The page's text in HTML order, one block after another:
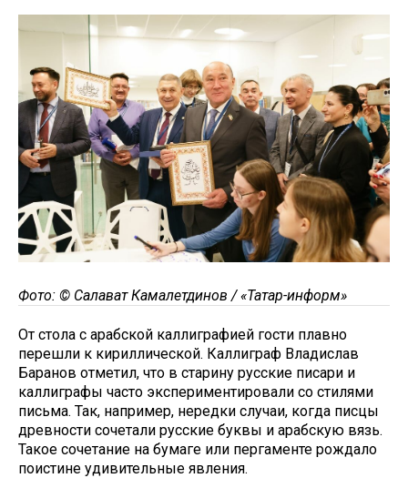
Фото: © Салават Камалетдинов / «Татар-информ»
От стола с арабской каллиграфией гости плавно
перешли к кириллической. Каллиграф Владислав
Баранов отметил, что в старину русские писари и
каллиграфы часто экспериментировали со стилями
письма. Так, например, нередки случаи, когда писцы
древности сочетали русские буквы и арабскую вязь.
Такое сочетание на бумаге или пергаменте рождало
поистине удивительные явления.